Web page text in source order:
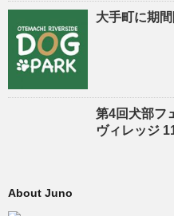
大手町に期
第4回犬部フ
ヴィレッジ
About Juno